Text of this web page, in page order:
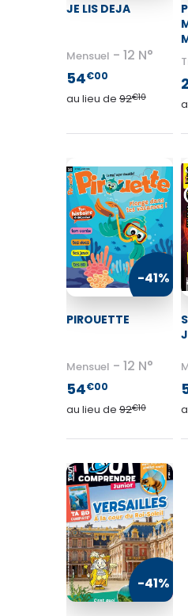
JE LIS DEJA
Mensuel 12 N°
54€00
au lieu de 92€10
-41%
PIROUETTE
Mensuel 12 N°
54€00
au lieu de 92€10
-41%
JE LIS
au lieu
VOIR